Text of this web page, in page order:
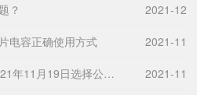
？ 2021-12
电容正确使用方式 2021-11
贴片电容厂家怎么选择呢？2021年11月19日选择公司技巧分享！ 2021-11